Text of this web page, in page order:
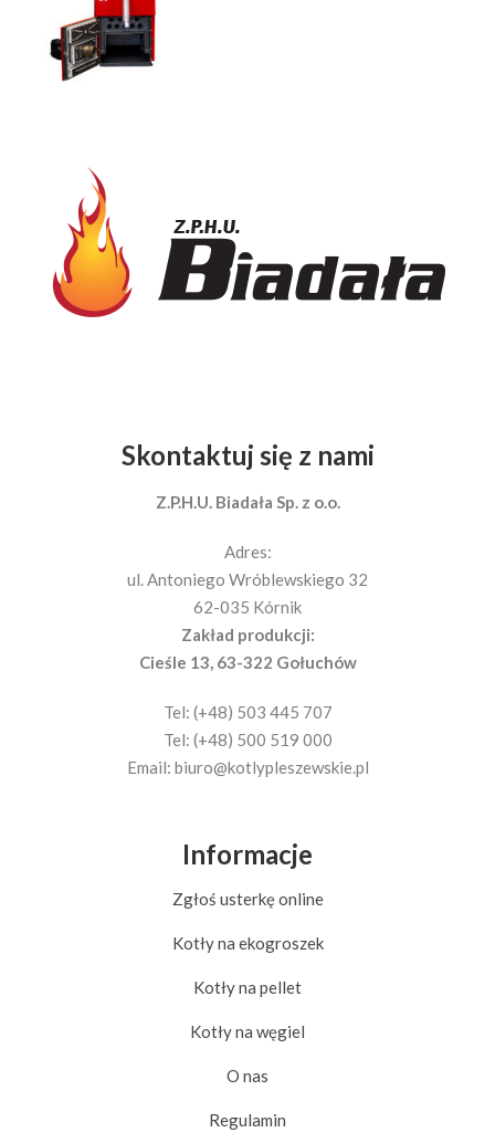
Skontaktuj się z nami
Z.P.H.U. Biadała Sp. z o.o.
Adres:
ul. Antoniego Wróblewskiego 32
62-035 Kórnik
Zakład produkcji:
Cieśle 13, 63-322 Gołuchów
Tel: (+48) 503 445 707
Tel: (+48) 500 519 000
Email: biuro@kotlypleszewskie.pl
Informacje
Zgłoś usterkę online
Kotły na ekogroszek
Kotły na pellet
Kotły na węgiel
O nas
Regulamin